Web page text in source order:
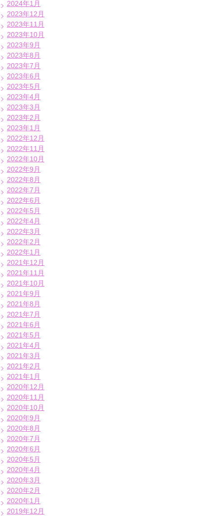
2024年1月
2023年12月
2023年11月
2023年10月
2023年9月
2023年8月
2023年7月
2023年6月
2023年5月
2023年4月
2023年3月
2023年2月
2023年1月
2022年12月
2022年11月
2022年10月
2022年9月
2022年8月
2022年7月
2022年6月
2022年5月
2022年4月
2022年3月
2022年2月
2022年1月
2021年12月
2021年11月
2021年10月
2021年9月
2021年8月
2021年7月
2021年6月
2021年5月
2021年4月
2021年3月
2021年2月
2021年1月
2020年12月
2020年11月
2020年10月
2020年9月
2020年8月
2020年7月
2020年6月
2020年5月
2020年4月
2020年3月
2020年2月
2020年1月
2019年12月